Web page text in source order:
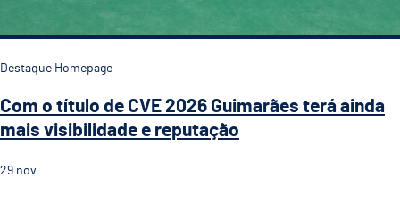
Destaque Homepage
Com o título de CVE 2026 Guimarães terá ainda
mais visibilidade e reputação
29 nov